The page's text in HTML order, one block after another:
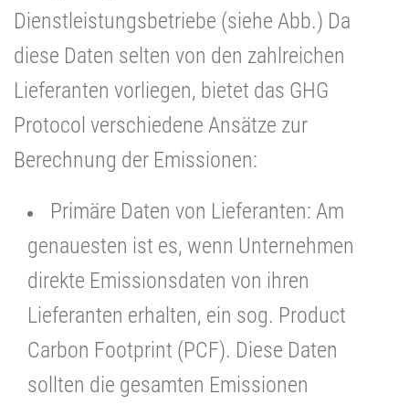
Dienstleistungsbetriebe (siehe Abb.) Da
diese Daten selten von den zahlreichen
Lieferanten vorliegen, bietet das GHG
Protocol verschiedene Ansätze zur
Berechnung der Emissionen:
Primäre Daten von Lieferanten: Am
genauesten ist es, wenn Unternehmen
direkte Emissionsdaten von ihren
Lieferanten erhalten, ein sog. Product
Carbon Footprint (PCF). Diese Daten
sollten die gesamten Emissionen